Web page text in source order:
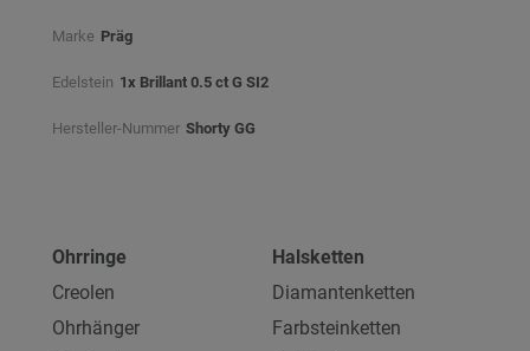
Marke Präg
Edelstein 1x Brillant 0.5 ct G SI2
Hersteller-Nummer Shorty GG
Ohrringe
Creolen
Ohrhänger
Halsketten
Diamantenketten
Farbsteinketten